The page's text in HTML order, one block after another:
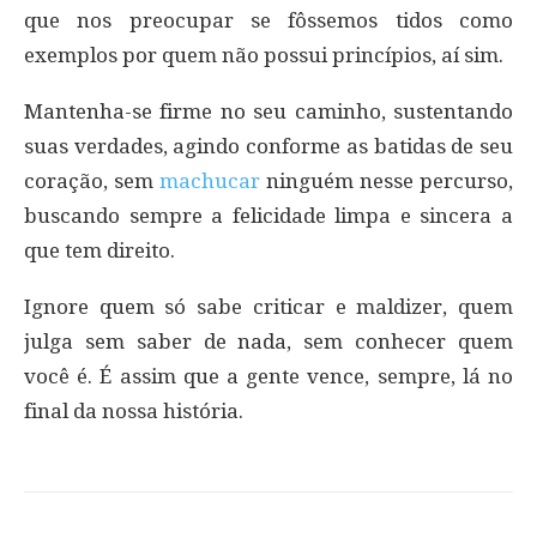
que nos preocupar se fôssemos tidos como
exemplos por quem não possui princípios, aí sim.
Mantenha-se firme no seu caminho, sustentando
suas verdades, agindo conforme as batidas de seu
coração, sem machucar ninguém nesse percurso,
buscando sempre a felicidade limpa e sincera a
que tem direito.
Ignore quem só sabe criticar e maldizer, quem
julga sem saber de nada, sem conhecer quem
você é. É assim que a gente vence, sempre, lá no
final da nossa história.